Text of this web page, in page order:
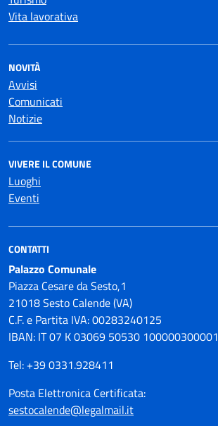
Vita lavorativa
NOVITÀ
Avvisi
Comunicati
Notizie
VIVERE IL COMUNE
Luoghi
Eventi
CONTATTI
Palazzo Comunale
Piazza Cesare da Sesto,1
21018 Sesto Calende (VA)
C.F. e Partita IVA: 00283240125
IBAN: IT 07 K 03069 50530 100000300001
Tel: +39 0331.928411
Posta Elettronica Certificata:
sestocalende@legalmail.it